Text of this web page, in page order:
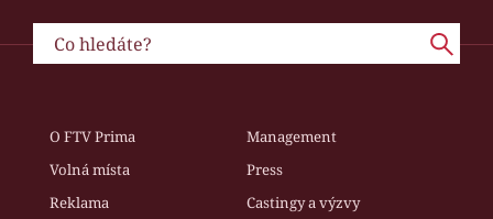
O FTV Prima
Management
Volná místa
Press
Reklama
Castingy a výzvy